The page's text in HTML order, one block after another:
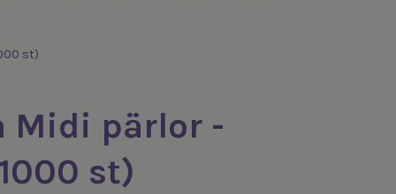
st)
Midi pärlor -
st)